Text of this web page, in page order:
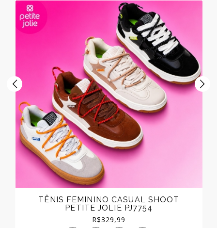
TÊNIS FEMININO CASUAL SHOOT
PETITE JOLIE PJ7754
R$329,99